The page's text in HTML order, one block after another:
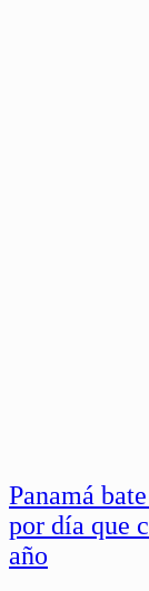
Panamá
por día que
año